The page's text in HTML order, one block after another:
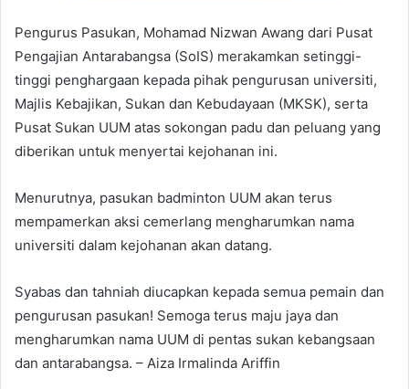
Pengurus Pasukan, Mohamad Nizwan Awang dari Pusat
Pengajian Antarabangsa (SoIS) merakamkan setinggi-
tinggi penghargaan kepada pihak pengurusan universiti,
Majlis Kebajikan, Sukan dan Kebudayaan (MKSK), serta
Pusat Sukan UUM atas sokongan padu dan peluang yang
diberikan untuk menyertai kejohanan ini.
Menurutnya, pasukan badminton UUM akan terus
mempamerkan aksi cemerlang mengharumkan nama
universiti dalam kejohanan akan datang.
Syabas dan tahniah diucapkan kepada semua pemain dan
pengurusan pasukan! Semoga terus maju jaya dan
mengharumkan nama UUM di pentas sukan kebangsaan
dan antarabangsa. – Aiza Irmalinda Ariffin